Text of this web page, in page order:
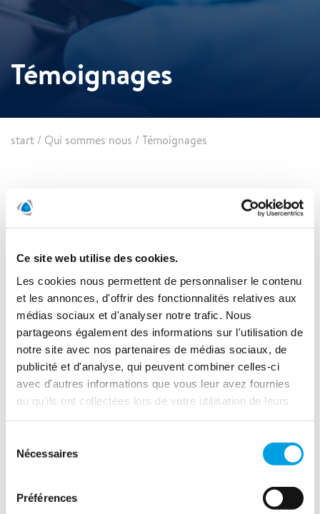
Ce site web utilise des cookies.
Les cookies nous permettent de personnaliser le contenu
et les annonces, d'offrir des fonctionnalités relatives aux
médias sociaux et d'analyser notre trafic. Nous
partageons également des informations sur l'utilisation de
notre site avec nos partenaires de médias sociaux, de
publicité et d'analyse, qui peuvent combiner celles-ci
avec d'autres informations que vous leur avez fournies
ou qu'ils ont collectées lors de votre utilisation de leurs
Nécessaires
Préférences
Témoignages
start / Qui sommes nous / Témoignages